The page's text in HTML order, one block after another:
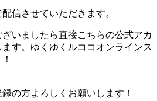
信させていただきます。
いましたら直接こちらの公式アカ
す。ゆくゆくルココオンラインス
の方よろしくお願いします！